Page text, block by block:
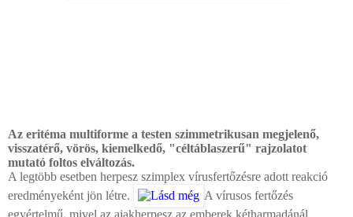
Az eritéma multiforme a testen szimmetrikusan megjelenő,
visszatérő, vörös, kiemelkedő, "céltáblaszerű" rajzolatot
mutató foltos elváltozás.
A legtöbb esetben herpesz szimplex vírusfertőzésre adott reakció
eredményeként jön létre.
A vírusos fertőzés
egyértelmű, mivel az ajakherpesz az emberek kétharmadánál